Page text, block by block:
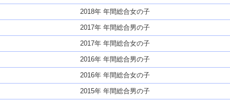
2018年 年間総合女の子
2017年 年間総合男の子
2017年 年間総合女の子
2016年 年間総合男の子
2016年 年間総合女の子
2015年 年間総合男の子